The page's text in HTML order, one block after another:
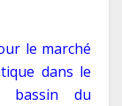
le marché
dans le
bassin du